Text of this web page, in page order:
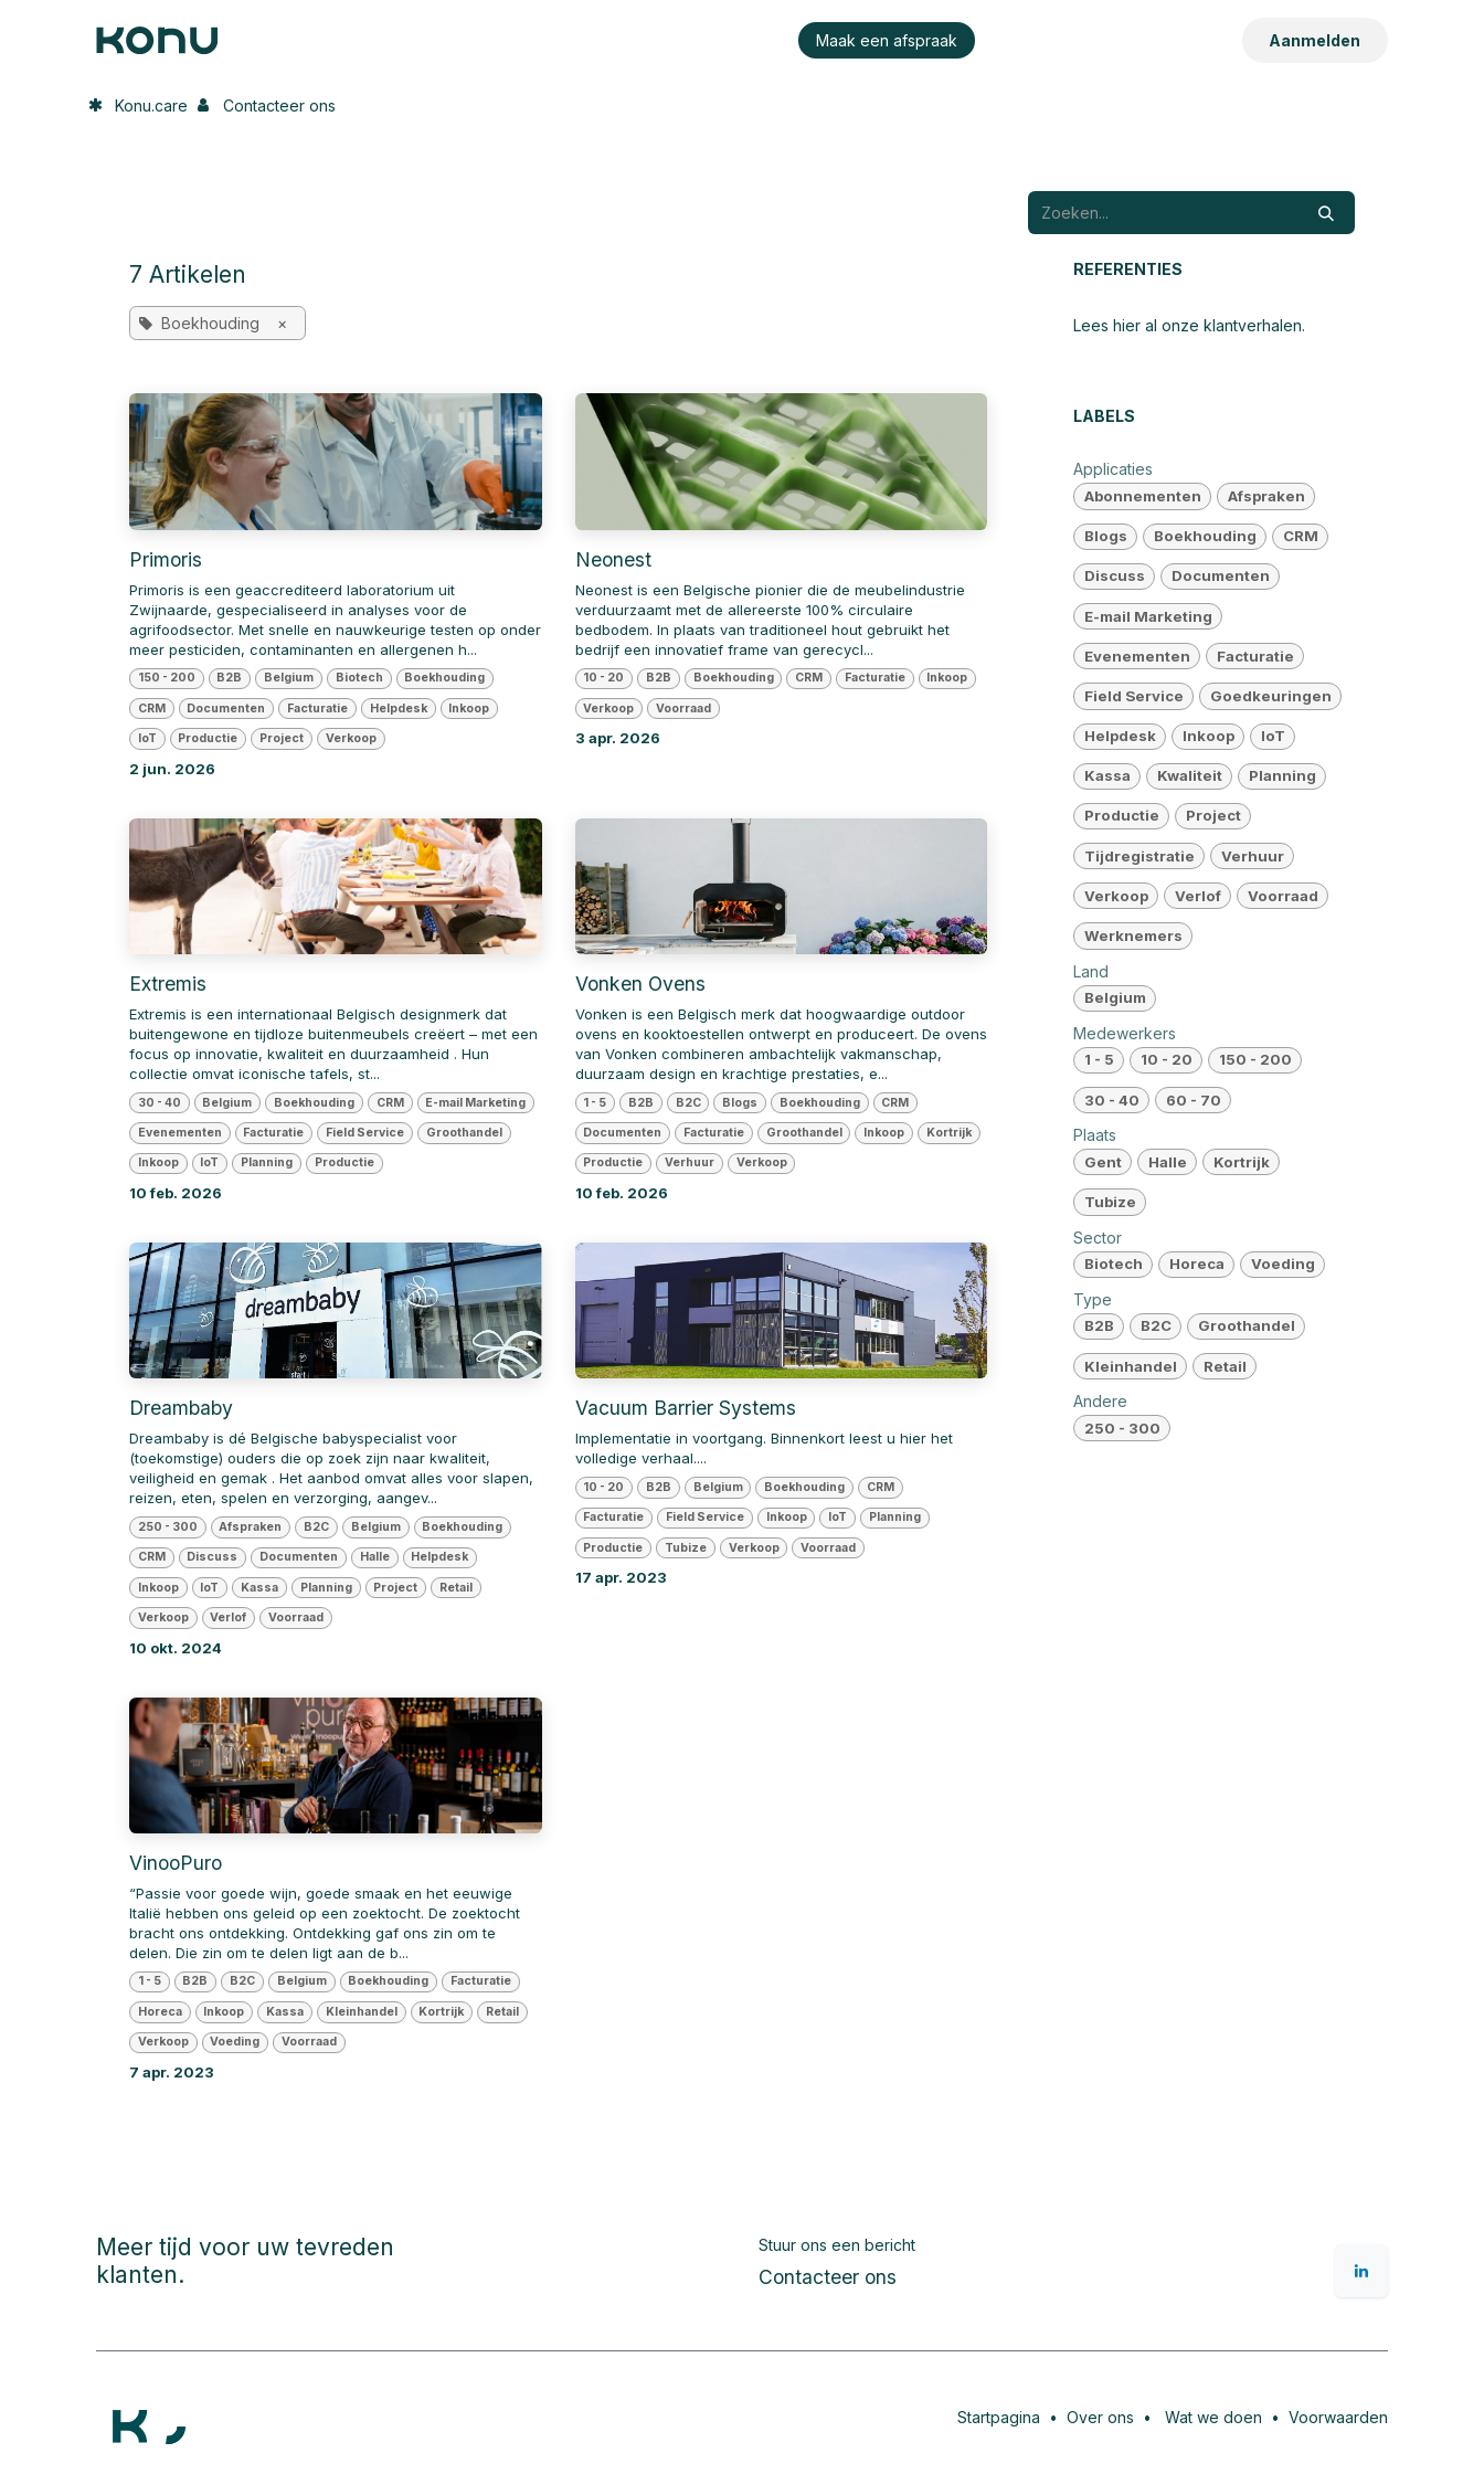
Maak een afspraak Aanmelden
Konu.care Contacteer ons
7 Artikelen
Boekhouding ×
Primoris
Primoris is een geaccrediteerd laboratorium uit
Zwijnaarde, gespecialiseerd in analyses voor de
agrifoodsector. Met snelle en nauwkeurige testen op onder
meer pesticiden, contaminanten en allergenen h...
150 - 200 B2B Belgium Biotech Boekhouding
CRM Documenten Facturatie Helpdesk Inkoop
IoT Productie Project Verkoop
2 jun. 2026
Neonest
Neonest is een Belgische pionier die de meubelindustrie
verduurzaamt met de allereerste 100% circulaire
bedbodem. In plaats van traditioneel hout gebruikt het
bedrijf een innovatief frame van gerecycl...
10 - 20 B2B Boekhouding CRM Facturatie Inkoop
Verkoop Voorraad
3 apr. 2026
Extremis
Extremis is een internationaal Belgisch designmerk dat
buitengewone en tijdloze buitenmeubels creëert – met een
focus op innovatie, kwaliteit en duurzaamheid . Hun
collectie omvat iconische tafels, st...
30 - 40 Belgium Boekhouding CRM E-mail Marketing
Evenementen Facturatie Field Service Groothandel
Inkoop IoT Planning Productie
10 feb. 2026
Vonken Ovens
Vonken is een Belgisch merk dat hoogwaardige outdoor
ovens en kooktoestellen ontwerpt en produceert. De ovens
van Vonken combineren ambachtelijk vakmanschap,
duurzaam design en krachtige prestaties, e...
1 - 5 B2B B2C Blogs Boekhouding CRM
Documenten Facturatie Groothandel Inkoop Kortrijk
Productie Verhuur Verkoop
10 feb. 2026
Dreambaby
Dreambaby is dé Belgische babyspecialist voor
(toekomstige) ouders die op zoek zijn naar kwaliteit,
veiligheid en gemak . Het aanbod omvat alles voor slapen,
reizen, eten, spelen en verzorging, aangev...
250 - 300 Afspraken B2C Belgium Boekhouding
CRM Discuss Documenten Halle Helpdesk
Inkoop IoT Kassa Planning Project Retail
Verkoop Verlof Voorraad
10 okt. 2024
Vacuum Barrier Systems
Implementatie in voortgang. Binnenkort leest u hier het
volledige verhaal....
10 - 20 B2B Belgium Boekhouding CRM
Facturatie Field Service Inkoop IoT Planning
Productie Tubize Verkoop Voorraad
17 apr. 2023
VinooPuro
“Passie voor goede wijn, goede smaak en het eeuwige
Italië hebben ons geleid op een zoektocht. De zoektocht
bracht ons ontdekking. Ontdekking gaf ons zin om te
delen. Die zin om te delen ligt aan de b...
1 - 5 B2B B2C Belgium Boekhouding Facturatie
Horeca Inkoop Kassa Kleinhandel Kortrijk Retail
Verkoop Voeding Voorraad
7 apr. 2023
REFERENTIES
Lees hier al onze klantverhalen.
LABELS
Applicaties
Abonnementen Afspraken
Blogs Boekhouding CRM
Discuss Documenten
E-mail Marketing
Evenementen Facturatie
Field Service Goedkeuringen
Helpdesk Inkoop IoT
Kassa Kwaliteit Planning
Productie Project
Tijdregistratie Verhuur
Verkoop Verlof Voorraad
Werknemers
Land
Belgium
Medewerkers
1 - 5 10 - 20 150 - 200
30 - 40 60 - 70
Plaats
Gent Halle Kortrijk
Tubize
Sector
Biotech Horeca Voeding
Type
B2B B2C Groothandel
Kleinhandel Retail
Andere
250 - 300
Meer tijd voor uw tevreden
klanten.
Stuur ons een bericht
Contacteer ons
Startpagina • Over ons • Wat we doen • Voorwaarden